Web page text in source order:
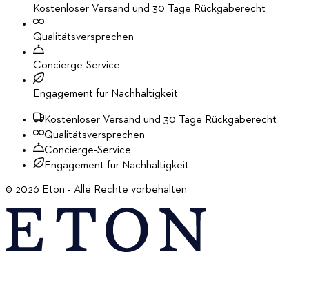
Kostenloser Versand und 30 Tage Rückgaberecht
Qualitätsversprechen
Concierge-Service
Engagement für Nachhaltigkeit
Kostenloser Versand und 30 Tage Rückgaberecht
Qualitätsversprechen
Concierge-Service
Engagement für Nachhaltigkeit
© 2026 Eton - Alle Rechte vorbehalten